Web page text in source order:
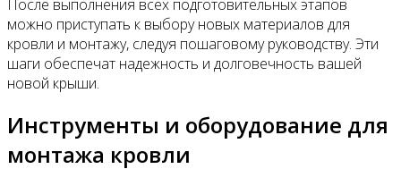
После выполнения всех подготовительных этапов
можно приступать к выбору новых материалов для
кровли и монтажу, следуя пошаговому руководству. Эти
шаги обеспечат надежность и долговечность вашей
новой крыши.
Инструменты и оборудование для
монтажа кровли